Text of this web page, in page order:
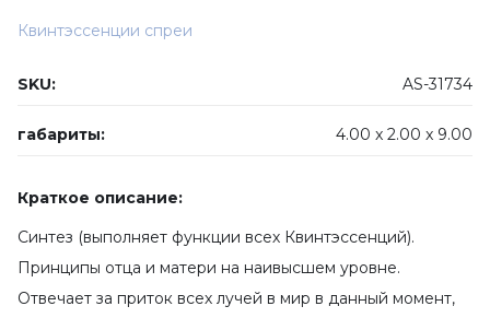
Квинтэссенции спреи
SKU: AS-31734
габариты: 4.00 x 2.00 x 9.00
Краткое описание:
Синтез (выполняет функции всех Квинтэссенций).
Принципы отца и матери на наивысшем уровне.
Отвечает за приток всех лучей в мир в данный момент,